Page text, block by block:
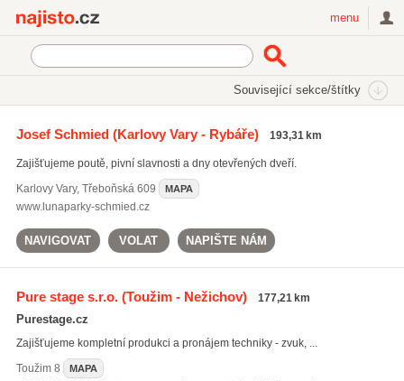
menu
Související sekce/štítky
Osvětlovací a ozvučovací agentury (345)
Pronájem prostor a vybavení pro společenské akce
Josef Schmied(Karlovy Vary - Rybáře) 193,31 km
Zajišťujeme poutě, pivní slavnosti a dny otevřených dveří.
Karlovy Vary, Třeboňská 609 MAPA
www.lunaparky-schmied.cz
NAVIGOVAT VOLAT NAPIŠTE NÁM
Pure stage s.r.o.(Toužim - Nežichov) 177,21 km
Purestage.cz
Zajišťujeme kompletní produkci a pronájem techniky - zvuk, ...
Toužim8 MAPA